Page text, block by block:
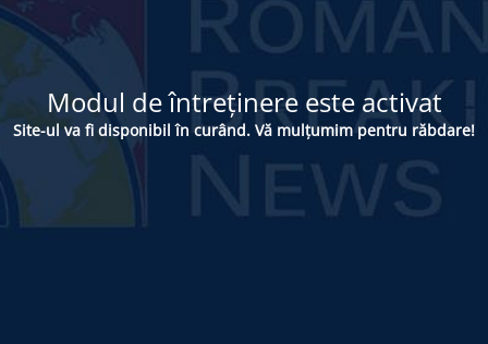
Modul de întreținere este activat
Site-ul va fi disponibil în curând. Vă mulțumim pentru răbdare!